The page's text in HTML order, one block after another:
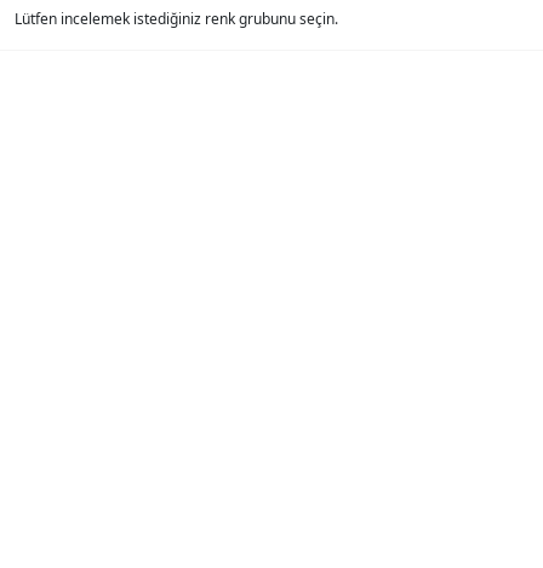
Lütfen incelemek istediğiniz renk grubunu seçin.